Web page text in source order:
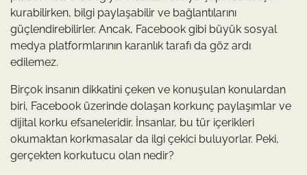
kurabilirken, bilgi paylaşabilir ve bağlantılarını
güçlendirebilirler. Ancak, Facebook gibi büyük sosyal
medya platformlarının karanlık tarafı da göz ardı
edilemez.
Birçok insanın dikkatini çeken ve konuşulan konulardan
biri, Facebook üzerinde dolaşan korkunç paylaşımlar ve
dijital korku efsaneleridir. İnsanlar, bu tür içerikleri
okumaktan korkmasalar da ilgi çekici buluyorlar. Peki,
gerçekten korkutucu olan nedir?